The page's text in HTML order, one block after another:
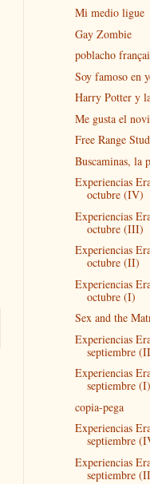
Mi medio ligue
Gay Zombie
poblacho
Soy famoso en
Harry Potter y
Me gusta el
Free Range
Buscaminas, la
Experiencias
octubre (IV)
Experiencias
octubre (III)
Experiencias
octubre (II)
Experiencias
octubre (I)
Sex and the
Experiencias
septiembre
Experiencias
septiembre (I)
copia-pega
Experiencias
septiembre
Experiencias
septiembre